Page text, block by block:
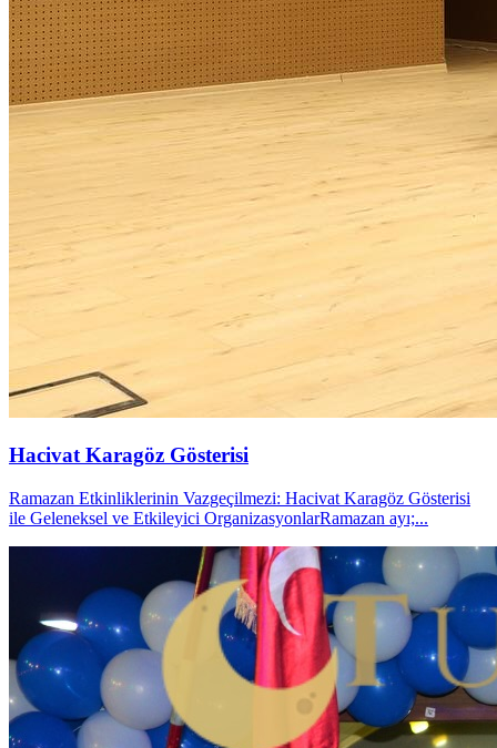
Hacivat Karagöz Gösterisi
Ramazan Etkinliklerinin Vazgeçilmezi: Hacivat Karagöz Gösterisi
ile Geleneksel ve Etkileyici OrganizasyonlarRamazan ayı;...